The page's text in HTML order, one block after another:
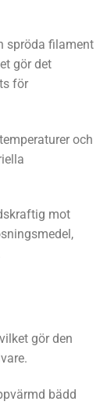
spröda filament
gör det
för
och
mot
gör den
bädd